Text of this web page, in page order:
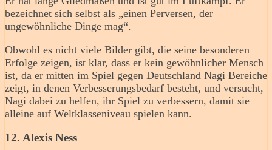
bezeichnet sich selbst als „einen Perversen, der
ungewöhnliche Dinge mag“.
Obwohl es nicht viele Bilder gibt, die seine besonderen
Erfolge zeigen, ist klar, dass er kein gewöhnlicher Mensch
ist, da er mitten im Spiel gegen Deutschland Nagi Bereiche
zeigt, in denen Verbesserungsbedarf besteht, und versucht,
Nagi dabei zu helfen, ihr Spiel zu verbessern, damit sie
alleine auf Weltklasseniveau spielen kann.
12. Alexis Ness